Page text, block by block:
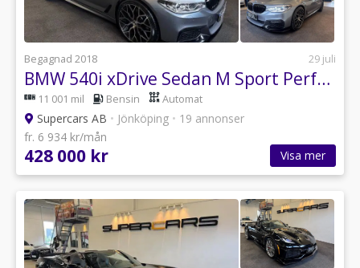
Begagnad 2018 29 juli
BMW 540i xDrive Sedan M Sport Performance
11 001 mil Bensin Automat
Supercars AB • Jönköping • 19 annonser
fr. 6 934 kr/mån
428 000 kr Visa mer